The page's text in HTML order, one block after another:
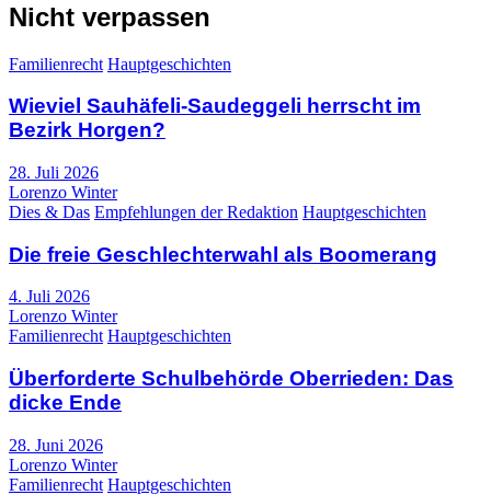
Nicht verpassen
Familienrecht Hauptgeschichten
Wieviel Sauhäfeli-Saudeggeli herrscht im
Bezirk Horgen?
28. Juli 2026
Lorenzo Winter
Dies & Das Empfehlungen der Redaktion Hauptgeschichten
Die freie Geschlechterwahl als Boomerang
4. Juli 2026
Lorenzo Winter
Familienrecht Hauptgeschichten
Überforderte Schulbehörde Oberrieden: Das
dicke Ende
28. Juni 2026
Lorenzo Winter
Familienrecht Hauptgeschichten